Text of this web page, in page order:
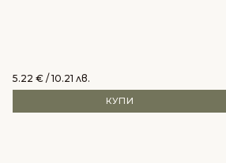
5.22 € / 10.21 лв.
КУПИ